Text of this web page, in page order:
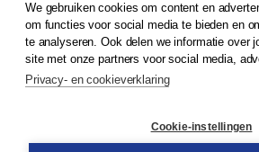
© 2026Koninklijke Boom uitgevers
Klantenservice
Service & informatie
Contact
We gebruiken cookies om content en
om functies voor social media te bieden en
te analyseren. Ook delen we informatie over
site met onze partners voor social media,
Privacy- en cookieverklaring
Cookie-instellingen